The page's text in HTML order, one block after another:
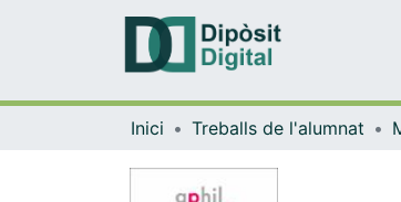
Inici Treballs de l'alumnat